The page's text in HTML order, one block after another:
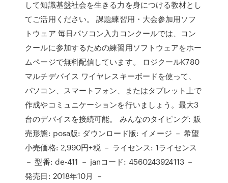
して知識基盤社会を生きる力を身につける教材とし
てご活用ください。 課題練習用・大会参加用ソフ
トウェア 毎日パソコン入力コンクールでは、コン
クールに参加するための練習用ソフトウェアをホー
ムページで無料配信しています。 ロジクールK780
マルチデバイス ワイヤレスキーボードを使って、
パソコン、スマートフォン、またはタブレット上で
作成やコミュニケーションを行いましょう。最大3
台のデバイスを接続可能。 みんなのタイピング: 販
売形態: posa版: ダウンロード版: イメージ － 希望
小売価格: 2,990円+税 － ライセンス: 1ライセンス
－ 型番: de-411 － janコード: 4560243924113 －
発売日: 2018年10月 －